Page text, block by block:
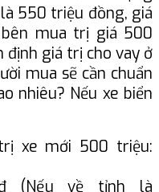
550 triệu đồng, giá
mua trị giá 500
định giá trị cho vay ở
mua sẽ cần chuẩn
nhiêu? Nếu xe biển
xe mới 500 triệu:
(Nếu về tỉnh là